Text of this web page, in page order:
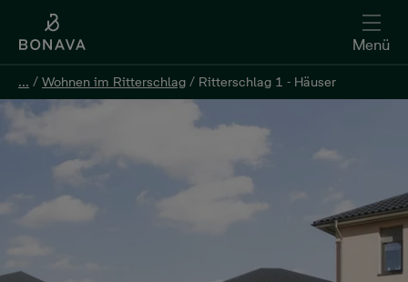
Menü
... / Wohnen im Ritterschlag / Ritterschlag 1 - Häuser
... / Wohnen im Ritterschlag / Ritterschlag 1 - Häuser